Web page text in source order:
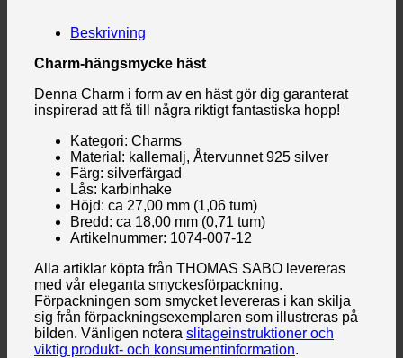
Beskrivning
Charm-hängsmycke häst
Denna Charm i form av en häst gör dig garanterat
inspirerad att få till några riktigt fantastiska hopp!
Kategori: Charms
Material: kallemalj, Återvunnet 925 silver
Färg: silverfärgad
Lås: karbinhake
Höjd: ca 27,00 mm (1,06 tum)
Bredd: ca 18,00 mm (0,71 tum)
Artikelnummer: 1074-007-12
Alla artiklar köpta från THOMAS SABO levereras
med vår eleganta smyckesförpackning.
Förpackningen som smycket levereras i kan skilja
sig från förpackningsexemplaren som illustreras på
bilden. Vänligen notera slitageinstruktioner och
viktig produkt- och konsumentinformation.